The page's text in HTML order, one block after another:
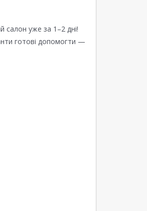
салон уже за 1–2 дні!
готові допомогти —